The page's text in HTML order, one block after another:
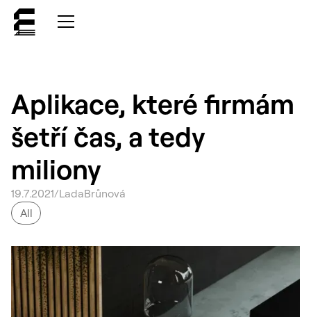
Aplikace, které firmám
šetří čas, a tedy
miliony
19.7.2021/LadaBrůnová
All